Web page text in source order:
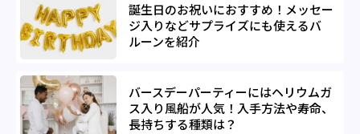
誕生日のお祝いにおすすめ！メッセー
ジ入りなどサプライズにも使えるバ
ルーンを紹介
バースデーパーティーにはヘリウムガ
ス入り風船が人気！入手方法や寿命、
長持ちする種類は？